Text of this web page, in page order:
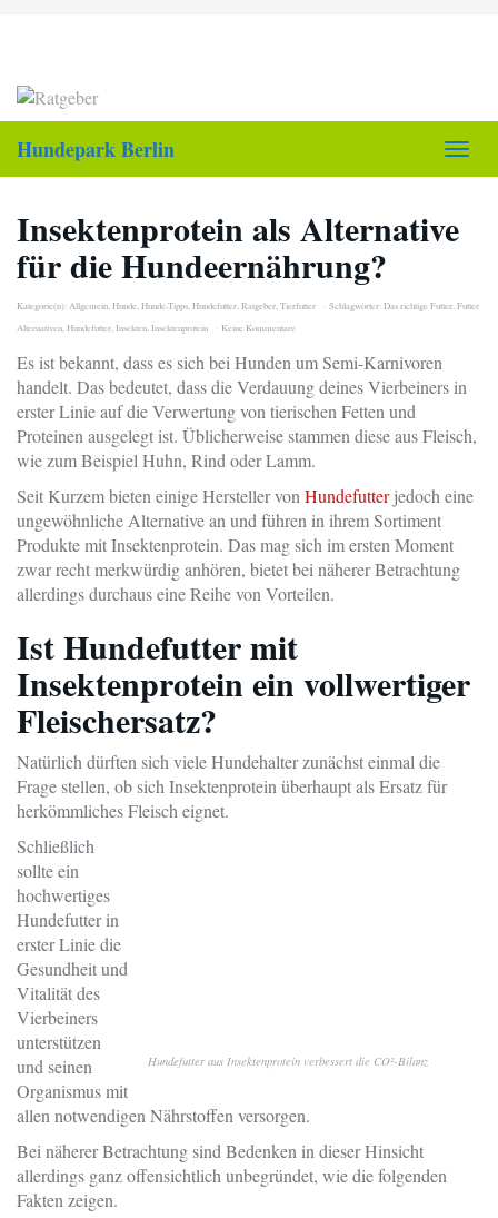
content
Hundepark Berlin
Insektenprotein als Alternative
für die Hundeernährung?
Kategorie(n):Allgemein,Hunde,Hunde-Tipps,Hundefutter,Ratgeber,Tierfutter Schlagwörter:Das richtige Futter,Futter
Alternativen,Hundefutter,Insekten,Insektenprotein Keine Kommentare
Es ist bekannt, dass es sich bei Hunden um Semi-Karnivoren
handelt. Das bedeutet, dass die Verdauung deines Vierbeiners in
erster Linie auf die Verwertung von tierischen Fetten und
Proteinen ausgelegt ist. Üblicherweise stammen diese aus Fleisch,
wie zum Beispiel Huhn, Rind oder Lamm.
Seit Kurzem bieten einige Hersteller vonHundefutterjedoch eine
ungewöhnliche Alternative an und führen in ihrem Sortiment
Produkte mit Insektenprotein. Das mag sich im ersten Moment
zwar recht merkwürdig anhören, bietet bei näherer Betrachtung
allerdings durchaus eine Reihe von Vorteilen.
Ist Hundefutter mit
Insektenprotein ein vollwertiger
Fleischersatz?
Natürlich dürften sich viele Hundehalter zunächst einmal die
Frage stellen, ob sich Insektenprotein überhaupt als Ersatz für
herkömmliches Fleisch eignet.
Hundefutter aus Insektenprotein verbessert die CO²-Bilanz
Schließlich
sollte ein
hochwertiges
Hundefutter in
erster Linie die
Gesundheit und
Vitalität des
Vierbeiners
unterstützen
und seinen
Organismus mit
allen notwendigen Nährstoffen versorgen.
Bei näherer Betrachtung sind Bedenken in dieser Hinsicht
allerdings ganz offensichtlich unbegründet, wie die folgenden
Fakten zeigen.